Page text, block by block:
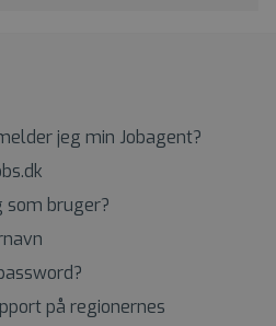
jeg min Jobagent?
som bruger?
på regionernes